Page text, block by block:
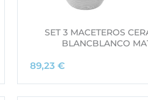
SET 3 MACETEROS
BLANCBLANCO
89,23 €